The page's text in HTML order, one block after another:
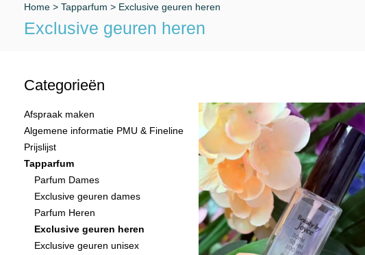
Home > Tapparfum > Exclusive geuren heren
Exclusive geuren heren
Categorieën
Afspraak maken
Algemene informatie PMU & Fineline
Prijslijst
Tapparfum
Parfum Dames
Exclusive geuren dames
Parfum Heren
Exclusive geuren heren
Exclusive geuren unisex